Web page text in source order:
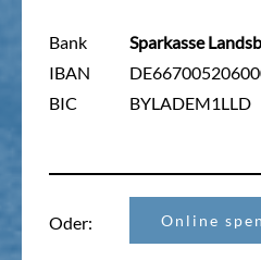
Bank
IBAN
BIC
Sparkasse
BYLADEM1LLD
Oder: Online